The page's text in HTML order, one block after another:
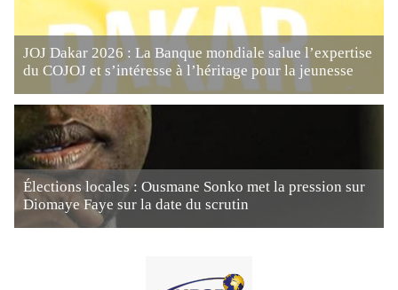
JOJ Dakar 2026 : La Banque mondiale salue l’expertise
du COJOJ et s’intéresse à l’héritage pour la jeunesse
Élections locales : Ousmane Sonko met la pression sur
Diomaye Faye sur la date du scrutin